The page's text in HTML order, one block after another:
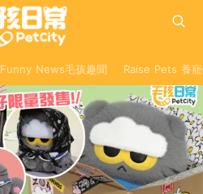
Funny News毛孩趣聞 Raise Pets 養